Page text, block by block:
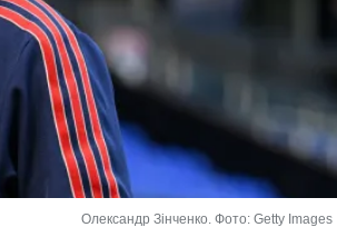
Олександр Зінченко. Фото: Getty Images